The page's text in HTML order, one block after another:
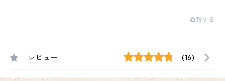
通報する
レビュー (16)